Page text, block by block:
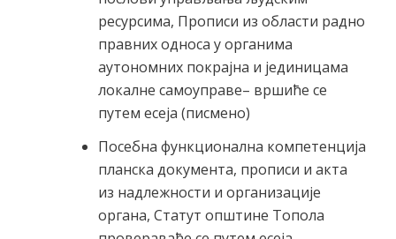
ресурсима, Прописи из области радно
правних односа у органима
аутономних покрајна и јединицама
локалне самоуправе– вршиће се
путем есеја (писмено)
Посебна функционална компетенција
планска документа, прописи и акта
из надлежности и организације
органа, Статут општине Топола